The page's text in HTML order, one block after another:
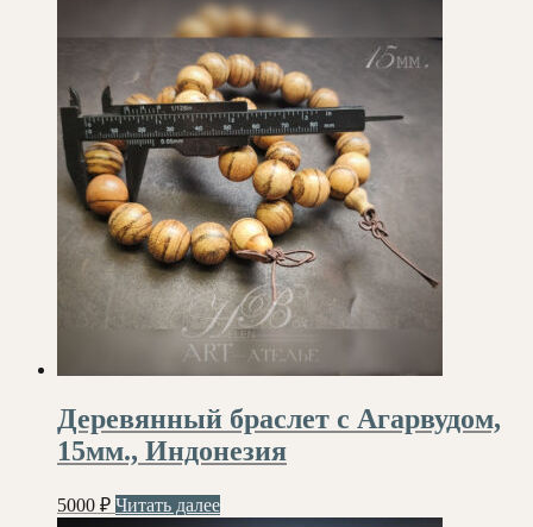
Деревянный браслет с Агарвудом,
15мм., Индонезия
5000 ₽ Читать далее